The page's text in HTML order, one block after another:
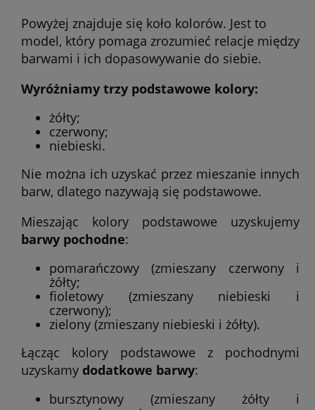
Powyżej znajduje się koło kolorów. Jest to
model, który pomaga zrozumieć relacje między
barwami i ich dopasowywanie do siebie.
Wyróżniamy trzy podstawowe kolory:
żółty;
czerwony;
niebieski.
Nie można ich uzyskać przez mieszanie innych
barw, dlatego nazywają się podstawowe.
Mieszając kolory podstawowe uzyskujemy
barwy pochodne:
pomarańczowy (zmieszany czerwony i
żółty;
fioletowy (zmieszany niebieski i
czerwony);
zielony (zmieszany niebieski i żółty).
Łącząc kolory podstawowe z pochodnymi
uzyskamy dodatkowe barwy:
bursztynowy (zmieszany żółty i